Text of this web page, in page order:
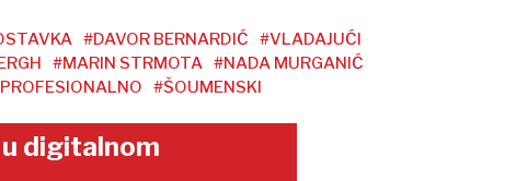
#DAVOR BERNARDIĆ
#VLADAJUĆI
#MARIN STRMOTA #NADA MURGANIĆ
#ŠOUMENSKI
digitalnom